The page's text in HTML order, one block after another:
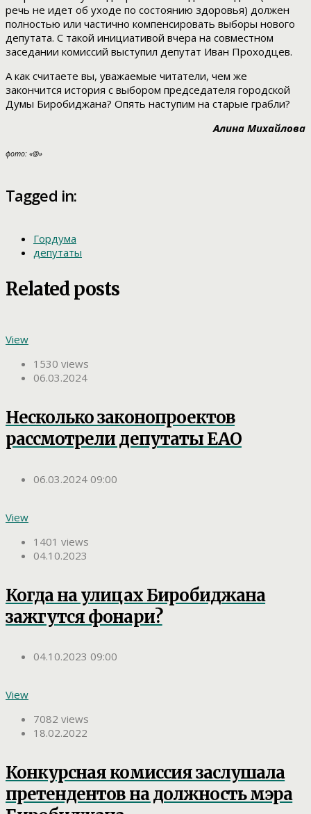
речь не идет об уходе по состоянию здоровья) должен
полностью или частично компенсировать выборы нового
депутата. С такой инициативой вчера на совместном
заседании комиссий выступил депутат Иван Проходцев.
А как считаете вы, уважаемые читатели, чем же
закончится история с выбором председателя городской
Думы Биробиджана? Опять наступим на старые грабли?
Алина Михайлова
фото: «@»
Tagged in:
Гордума
депутаты
Related posts
View
1530 views
06.03.2024
Несколько законопроектов
рассмотрели депутаты ЕАО
06.03.2024 09:00
View
1401 views
04.10.2023
Когда на улицах Биробиджана
зажгутся фонари?
04.10.2023 09:00
View
7082 views
18.02.2022
Конкурсная комиссия заслушала
претендентов на должность мэра